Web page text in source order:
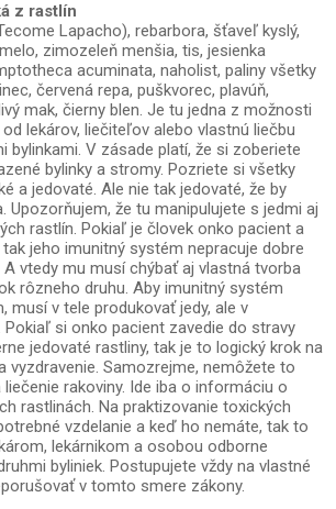
z rastlín
Lapacho), rebarbora, šťaveľ kyslý,
zimozeleň menšia, tis, jesienka
acuminata, naholist, paliny všetky
červená repa, puškvorec, plavúň,
mak, čierny blen. Je tu jedna z možnosti
lekárov, liečiteľov alebo vlastnú liečbu
bylinkami. V zásade platí, že si zoberiete
bylinky a stromy. Pozriete si všetky
a jedovaté. Ale nie tak jedovaté, že by
Upozorňujem, že tu manipulujete s jedmi aj
rastlín. Pokiaľ je človek onko pacient a
jeho imunitný systém nepracuje dobre
vtedy mu musí chýbať aj vlastná tvorba
rôzneho druhu. Aby imunitný systém
musí v tele produkovať jedy, ale v
si onko pacient zavedie do stravy
jedovaté rastliny, tak je to logický krok na
vyzdravenie. Samozrejme, nemôžete to
rakoviny. Ide iba o informáciu o
rastlinách. Na praktizovanie toxických
vzdelanie a keď ho nemáte, tak to
lekárnikom a osobou odborne
byliniek. Postupujete vždy na vlastné
v tomto smere zákony.